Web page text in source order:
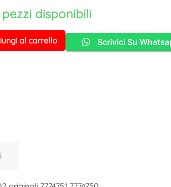
pezzi disponibili
al carrello Scrivici Su